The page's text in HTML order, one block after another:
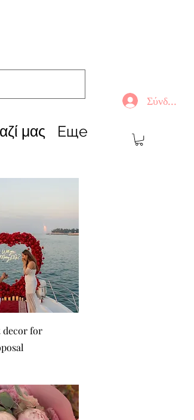
Σύνδεση
μας Еще
decor for